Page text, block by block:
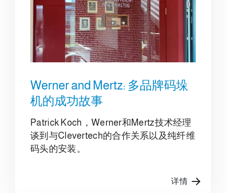
Werner and Mertz: 多品牌码垛
机的成功故事
Patrick Koch，Werner和Mertz技术经理
谈到与Clevertech的合作关系以及纯纤维
码头的安装。
详情